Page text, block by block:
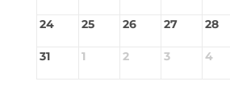
24 25 26 27 28
31 1 2 3 4